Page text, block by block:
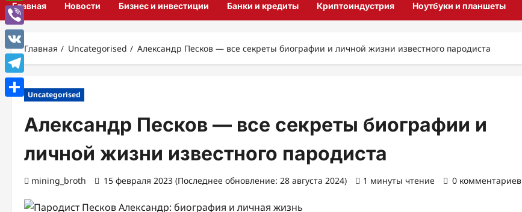
Главная Новости Бизнес и инвестиции Банки и кредиты Криптоиндустрия Ноутбуки и планшеты
Главная Uncategorised Александр Песков — все секреты биографии и личной жизни известного пародиста
Uncategorised
Александр Песков — все секреты биографии и
личной жизни известного пародиста
mining_broth 15 февраля 2023 (Последнее обновление: 28 августа 2024) 1 минуты чтение 0 комментариев
WhatsApp
Viber
VK
Telegram